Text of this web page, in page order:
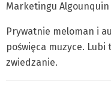
Marketingu Algounquin
Prywatnie meloman i
poświęca muzyce. Lubi
zwiedzanie.